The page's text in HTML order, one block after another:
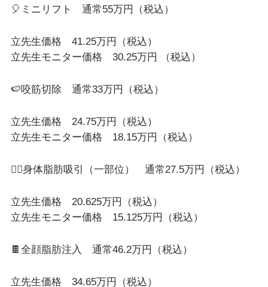
🎈ミニリフト 通常55万円（税込）
立先生価格 41.25万円（税込）
立先生モニター価格 30.25万円 （税込）
🍉咬筋切除 通常33万円（税込）
立先生価格 24.75万円（税込）
立先生モニター価格 18.15万円（税込）
❤️‍🔥身体脂肪吸引（一部位） 通常27.5万円（税込）
立先生価格 20.625万円（税込）
立先生モニター価格 15.125万円（税込）
🍫全顔脂肪注入 通常46.2万円（税込）
立先生価格 34.65万円（税込）